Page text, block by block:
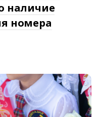
наличие
номера